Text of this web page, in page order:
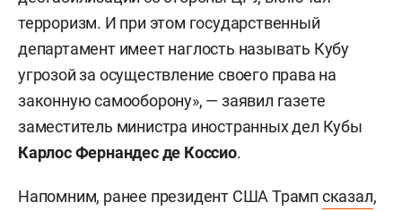
терроризм. И при этом государственный
департамент имеет наглость называть Кубу
угрозой за осуществление своего права на
законную самооборону», — заявил газете
заместитель министра иностранных дел Кубы
Карлос Фернандес де Коссио.
Напомним, ранее президент США Трамп сказал,